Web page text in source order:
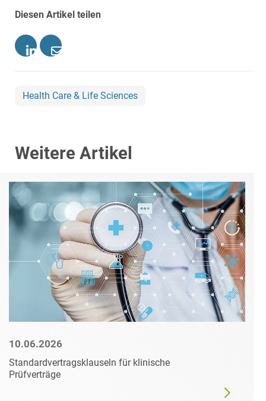
Diesen Artikel teilen
Health Care & Life Sciences
Weitere Artikel
10.06.2026
Standardvertragsklauseln für klinische
Prüfverträge